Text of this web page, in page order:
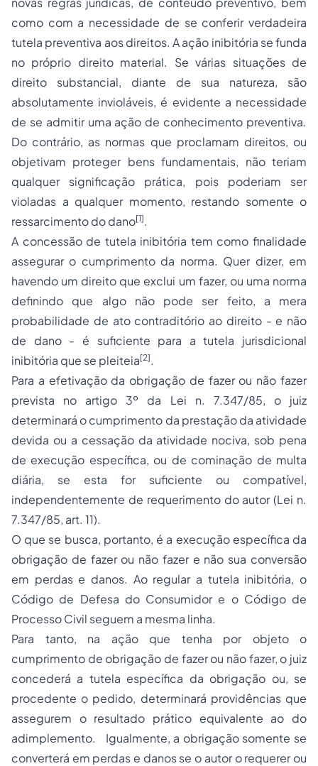
como com a necessidade de se conferir verdadeira
tutela preventiva aos direitos. A ação inibitória se funda
no próprio direito material. Se várias situações de
direito substancial, diante de sua natureza, são
absolutamente invioláveis, é evidente a necessidade
de se admitir uma ação de conhecimento preventiva.
Do contrário, as normas que proclamam direitos, ou
objetivam proteger bens fundamentais, não teriam
qualquer significação prática, pois poderiam ser
violadas a qualquer momento, restando somente o
ressarcimento do dano[1].
A concessão de tutela inibitória tem como finalidade
assegurar o cumprimento da norma. Quer dizer, em
havendo um direito que exclui um fazer, ou uma norma
definindo que algo não pode ser feito, a mera
probabilidade de ato contraditório ao direito - e não
de dano - é suficiente para a tutela jurisdicional
inibitória que se pleiteia[2].
Para a efetivação da obrigação de fazer ou não fazer
prevista no artigo 3º da Lei n. 7.347/85, o juiz
determinará o cumprimento da prestação da atividade
devida ou a cessação da atividade nociva, sob pena
de execução específica, ou de cominação de multa
diária, se esta for suficiente ou compatível,
independentemente de requerimento do autor (Lei n.
7.347/85, art. 11).
O que se busca, portanto, é a execução específica da
obrigação de fazer ou não fazer e não sua conversão
em perdas e danos. Ao regular a tutela inibitória, o
Código de Defesa do Consumidor e o Código de
ProcessoCivil seguem a mesma linha.
Para tanto, na ação que tenha por objeto o
cumprimento de obrigação de fazer ou não fazer, o juiz
concederá a tutela específica da obrigação ou, se
procedente o pedido, determinará providências que
assegurem o resultado prático equivalente ao do
adimplemento. Igualmente, a obrigação somente se
converterá em perdas e danos se o autor o requerer ou